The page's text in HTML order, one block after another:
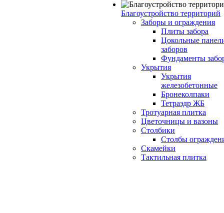
Благоустройство территорий
Заборы и ограждения
Плиты забора
Цокольные
заборов
Фундаменты
Укрытия
Укрытия
железобетонные
Бронеколпаки
Тетраэдр ЖБ
Тротуарная плитка
Цветочницы и вазоны
Столбики
Столбы
Скамейки
Тактильная плитка